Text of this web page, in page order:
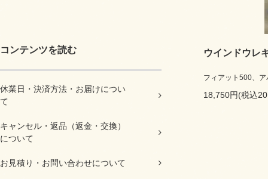
コンテンツを読む
休業日・決済方法・お届けについ
て
キャンセル・返品（返金・交換）
について
お見積り・お問い合わせについて
ウインドウレ
フィアット500、
18,750円(税込